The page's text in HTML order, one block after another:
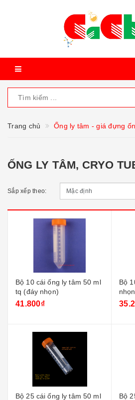
Trang chủ Ống ly tâm - giá đựng
ỐNG LY TÂM, CRYO
Sắp xếp theo:
Bộ 10 cái ống ly tâm 50 ml
tq (đáy nhọn)
41.800₫
Bộ
Bộ 25 cái ống ly tâm 50 ml
Bộ